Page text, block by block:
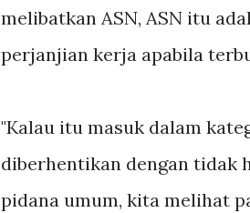
melibatkan ASN, ASN itu
perjanjian kerja apabila
"Kalau itu masuk dalam
diberhentikan dengan tidak
pidana umum, kita melihat